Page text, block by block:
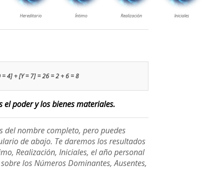
4] + [Y = 7] = 26 = 2 + 6 = 8
poder y los bienes materiales.
del nombre completo, pero puedes
de abajo. Te daremos los resultados
Realización, Iniciales, el año personal
los Números Dominantes, Ausentes,